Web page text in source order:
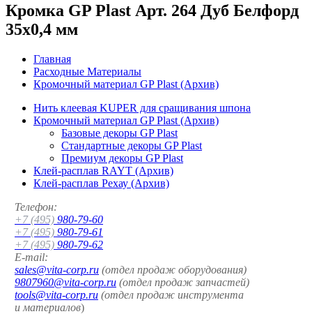
Кромка GP Plast Арт. 264 Дуб Белфорд
35x0,4 мм
Главная
Расходные Материалы
Кромочный материал GP Plast (Архив)
Нить клеевая KUPER для сращивания шпона
Кромочный материал GP Plast (Архив)
Базовые декоры GP Plast
Стандартные декоры GP Plast
Премиум декоры GP Plast
Клей-расплав RAYT (Архив)
Клей-расплав Рехау (Архив)
Телефон:
+7 (495) 980-79-60
+7 (495) 980-79-61
+7 (495) 980-79-62
E-mail:
sales@vita-corp.ru (отдел продаж оборудования)
9807960@vita-corp.ru (отдел продаж запчастей)
tools@vita-corp.ru (отдел продаж инструмента
и материалов)